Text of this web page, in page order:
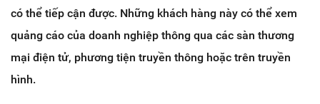
có thể tiếp cận được. Những khách hàng này có thể xem
quảng cáo của doanh nghiệp thông qua các sàn thương
mại điện tử, phương tiện truyền thông hoặc trên truyền
hình.